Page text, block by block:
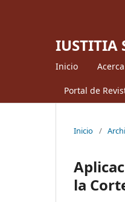
IUSTITIA
Inicio
Portal de
Inicio /
la